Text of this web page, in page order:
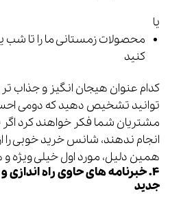
یا
محصولات زمستانی ما را تا شب
کنید
کدام عنوان هیجان انگیز و جذاب
توانید تشخیص دهید که دومی
مشتریان شما فکر خواهند کرد اگر
انجام ندهند، شانس خرید خوبی را
همین دلیل، مورد اول خیلی ویژه
۴. خبرنامه های حاوی راه
جدید